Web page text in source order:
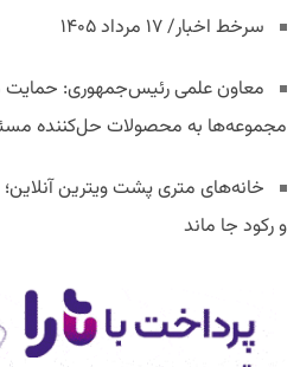
سرخط اخبار/ ۱۷ مرداد ۱۴۰۵
معاون علمی رئیس‌جمهوری: حمایت
مجموعه‌ها به محصولات حل‌کننده
خانه‌های متری پشت ویترین آنلاین؛
و رکود جا ماند